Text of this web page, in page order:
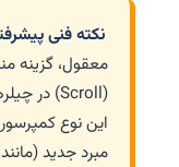
نکته فنی پیشرفته:
معقول، گزینه
این نوع
مبرد جدید (مانند